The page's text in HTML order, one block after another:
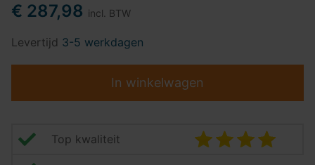
€ 287,98 incl. BTW
Levertijd 3-5 werkdagen
In winkelwagen
Top kwaliteit